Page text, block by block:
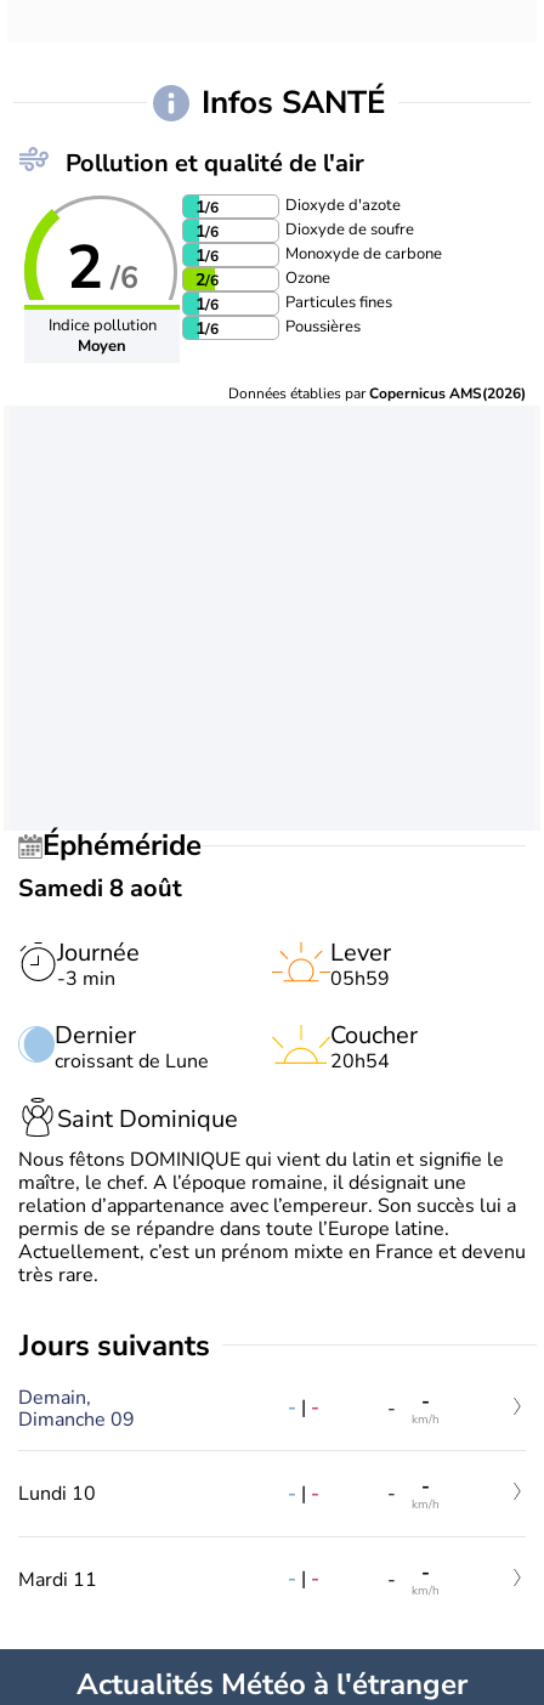
Infos SANTÉ
Pollution et qualité de l'air
2 /6
Indice pollution
Moyen
1/6 Dioxyde d'azote
1/6 Dioxyde de soufre
1/6 Monoxyde de carbone
2/6 Ozone
1/6 Particules fines
1/6 Poussières
Données établies parCopernicus AMS(2026)
Éphéméride
Samedi 8 août
Journée
-3 min
Dernier
croissant de Lune
Lever
05h59
Coucher
20h54
Saint Dominique
Nous fêtons DOMINIQUE qui vient du latin et signifie le
maître, le chef. A l’époque romaine, il désignait une
relation d’appartenance avec l’empereur. Son succès lui a
permis de se répandre dans toute l’Europe latine.
Actuellement, c’est un prénom mixte en France et devenu
très rare.
jours suivants
Demain,
Dimanche 09
- | - - -
km/h
Lundi 10 - | - - -
km/h
Mardi 11 - | - - -
km/h
Actualités Météo à l'étranger